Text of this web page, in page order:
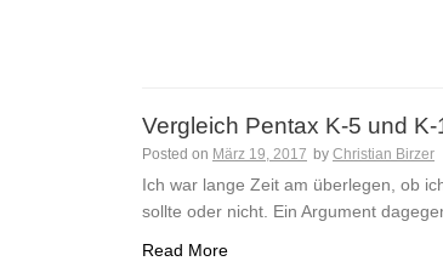
Vergleich Pentax K-5 und
Posted on März 19, 2017 by Christian Birzer
Ich war lange Zeit am überlegen, ob
sollte oder nicht. Ein Argument
Read More